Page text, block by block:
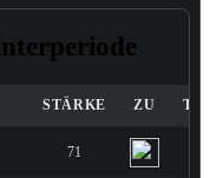
STÄRKE ZU
71